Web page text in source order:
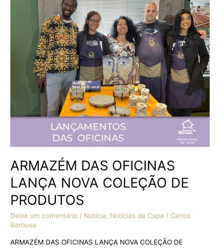
ARMAZÉM DAS OFICINAS
LANÇA NOVA COLEÇÃO DE
PRODUTOS
Deixe um comentário / Notícia, Notícias da Capa / Carlos
Barbosa
ARMAZÉM DAS OFICINAS LANÇA NOVA COLEÇÃO DE
COLEÇÃO
PRODUTOS